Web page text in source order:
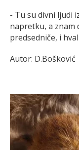
- Tu su divni ljudi
napretku, a znam
predsedniče, i
Autor: D.Bošković